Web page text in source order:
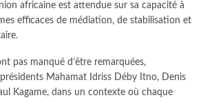
africaine est attendue sur sa capacité à
efficaces de médiation, de stabilisation et
pas manqué d’être remarquées,
Mahamat Idriss Déby Itno, Denis
Kagame, dans un contexte où chaque